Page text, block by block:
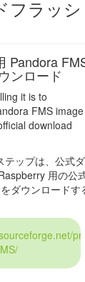
フラッシ
Pandora
ンロード
it is to
FMS image
download
テップは、公式ダ
用の公
ダウンロードす